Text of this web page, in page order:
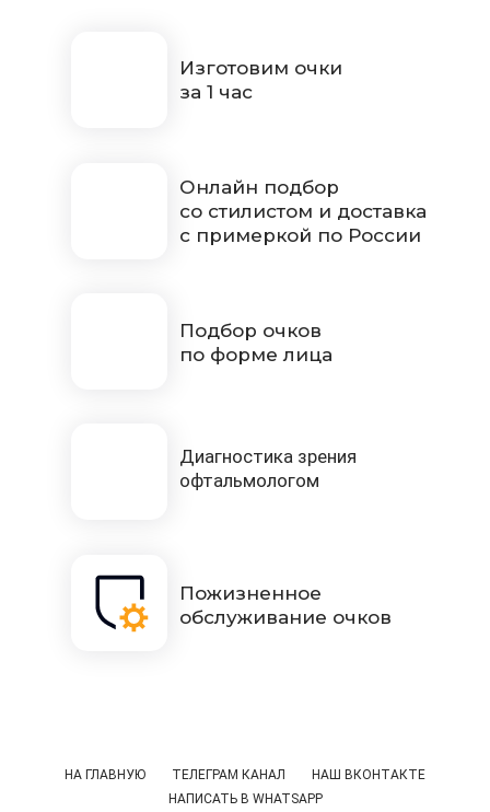
Изготовим очки
за 1 час
Подбор очков
по форме лица
Пожизненное
обслуживание очков
Онлайн подбор
со стилистом и доставка
с примеркой по России
Диагностика зрения
офтальмологом
НА ГЛАВНУЮ ТЕЛЕГРАМ КАНАЛ
НАШ ВКОНТАКТЕ
НАПИСАТЬ В WHATSAPP